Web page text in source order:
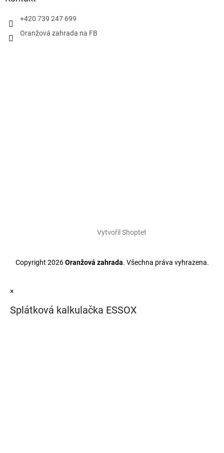
+420 739 247 699
Oranžová zahrada na FB
Vytvořil Shoptet
Copyright 2026Oranžová zahrada. Všechna práva vyhrazena.
×
Splátková kalkulačka ESSOX